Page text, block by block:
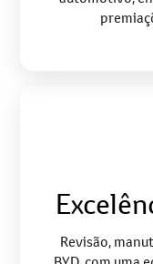
Revisão,
BYD, com uma
para